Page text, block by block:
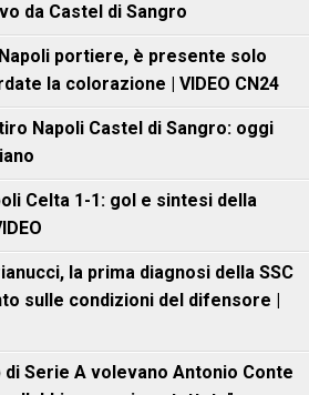
da Castel di Sangro
portiere, è presente solo
la colorazione | VIDEO CN24
Napoli Castel di Sangro: oggi
Celta 1-1: gol e sintesi della
la prima diagnosi della SSC
sulle condizioni del difensore |
di Serie A volevano Antonio Conte